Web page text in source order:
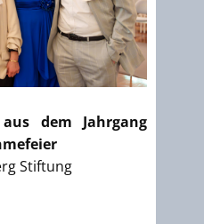
dem Jahrgang
Stiftung